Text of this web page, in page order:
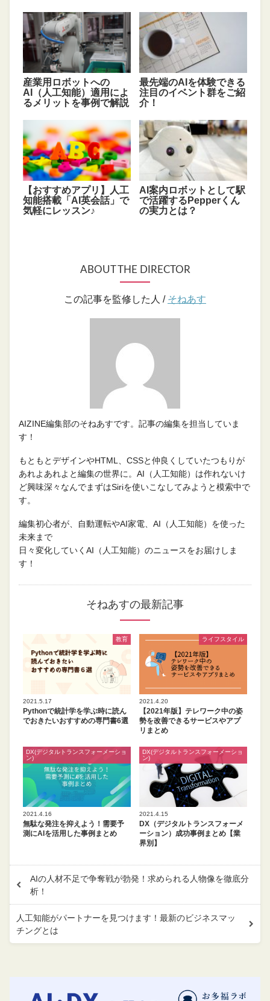
産業用ロボットへの
AI（人工知能）適用によ
るメリットを事例で解説
最先端のAIを体験できる
注目のイベント群をご紹
介！
【おすすめアプリ】人工
知能搭載「AI英会話」で
気軽にレッスン♪
AI案内ロボットとして駅
で活躍するPepperくん
の実力とは？
ABOUT THE DIRECTOR
この記事を監修した人 / そねあす
AIZINE編集部のそねあすです。記事の編集を担当していま
す！
もともとデザインやHTML、CSSと仲良くしていたつもりが
あれよあれよと編集の世界に。AI（人工知能）は作れないけ
ど興味深々なんでまずはSiriを使いこなしてみようと模索中で
す。
編集初心者が、自動運転やAI家電、AI（人工知能）を使った
未来まで
日々変化していくAI（人工知能）のニュースをお届けしま
す！
そねあすの最新記事
教育
2021.5.17
Pythonで統計学を学ぶ時に読ん
でおきたいおすすめの専門書6選
ライフスタイル
2021.4.20
【2021年版】テレワーク中の姿
勢を改善できるサービスやアプ
リまとめ
DX(デジタルトランスフォーメーショ
ン)
2021.4.16
無駄な発注を抑えよう！需要予
測にAIを活用した事例まとめ
DX(デジタルトランスフォーメーショ
ン)
2021.4.15
DX（デジタルトランスフォーメ
ーション）成功事例まとめ【業
界別】
AIの人材不足で争奪戦が勃発！求められる人物像を徹底分
析！
人工知能がパートナーを見つけます！最新のビジネスマッ
チングとは